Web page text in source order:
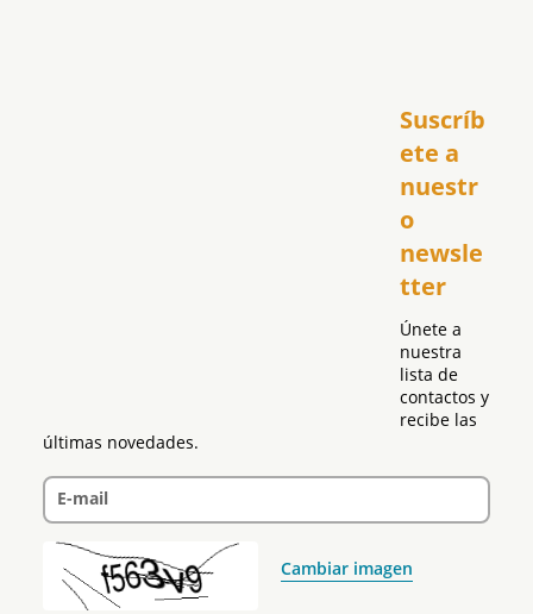
Suscríb
ete a
nuestr
o
newsle
tter
Únete a
nuestra
lista de
contactos y
recibe las
últimas novedades.
E-mail
Cambiar imagen